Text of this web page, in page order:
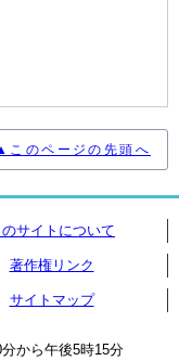
このページの先頭へ
のサイトについて
著作権リンク
サイトマップ
から午後5時15分